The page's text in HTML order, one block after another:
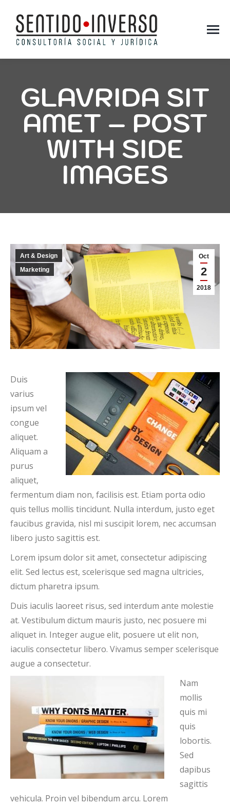
GLAVRIDA SIT
AMET – POST
WITH SIDE
IMAGES
Oct
2
2018
Art & Design
Marketing
Duis
varius
ipsum vel
congue
aliquet.
Aliquam a
purus
aliquet,
fermentum diam non, facilisis est. Etiam porta odio
quis tellus mollis tincidunt. Nulla interdum, justo eget
faucibus gravida, nisl mi suscipit lorem, nec accumsan
libero justo sagittis est.
Lorem ipsum dolor sit amet, consectetur adipiscing
elit. Sed lectus est, scelerisque sed magna ultricies,
dictum pharetra ipsum.
Duis iaculis laoreet risus, sed interdum ante molestie
at. Vestibulum dictum mauris justo, nec posuere mi
aliquet in. Integer augue elit, posuere ut elit non,
iaculis consectetur libero. Vivamus semper scelerisque
augue a consectetur.
Nam
mollis
quis mi
quis
lobortis.
Sed
dapibus
sagittis
vehicula. Proin vel bibendum arcu. Lorem